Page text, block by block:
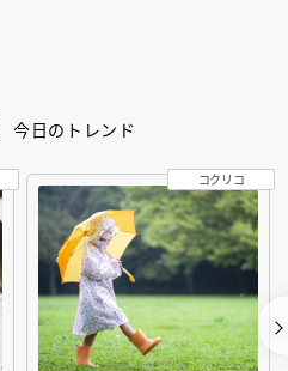
今日のトレンド
コクリコ